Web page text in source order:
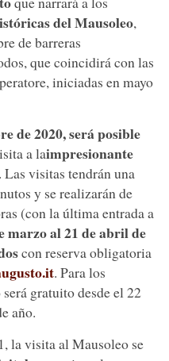
del Mausoleo,
de barreras
que coincidirá con las
iniciadas en mayo
de 2020, será posible
a laimpresionante
. Las visitas tendrán una
y se realizarán de
(con la última entrada a
marzo al 21 de abril de
con reserva obligatoria
. Para los
gratuito desde el 22
año.
la visita al Mausoleo se